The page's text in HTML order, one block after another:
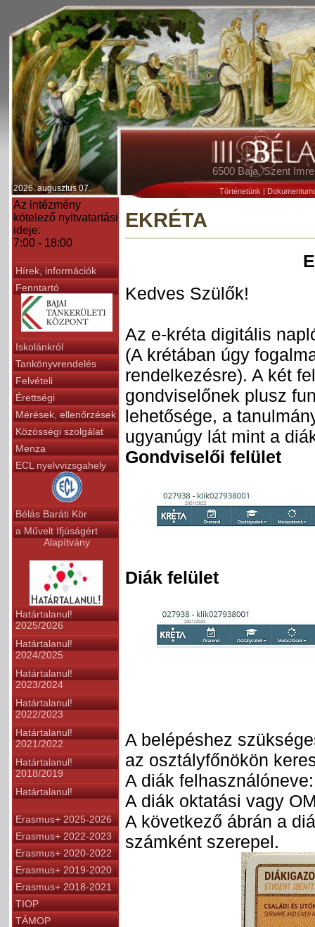
2026. augusztus 07.
6500 Baja, Szent
Történetünk |
Az intézmény
kötelező nyitvatartási
ideje:
7:00 - 18:00
Hírek, információk
Fenntartó
Iskolánkról
Tankönyvrendelés
Felvételi
Érettségi
Mérések, ellenőrzések
Közösségi szolgálat
Menza
ECL nyelvvizsgahely
Bélás Baráti Kör
a Művelt Ifjúságért
Alapítvány
Határtalanul!
2025/2026
Határtalanul!
2024/2025
Határtalanul!
2023/2024
Határtalanul!
2022/2023
Határtalanul!
2021/2022
Határtalanul!
2018/2019
Határtalanul!
Erasmus+ 2025-2026
Erasmus+ 2022-2023
Erasmus+ 2020-2022
Erasmus+ 2019-2020
Erasmus+ 2018-2021
TIOP
TÁMOP
EKRÉTA
Kedves Szülők!
Az e-kréta digitális
(A krétában úgy
rendelkezésre). A két
gondviselőnek plusz
lehetősége, a
ugyanúgy lát mint a
Gondviselői felület
Diák felület
A belépéshez
az osztályfőnökön
A diák felhasználóneve:
A diák oktatási vagy
A következő ábrán a
számként szerepel.